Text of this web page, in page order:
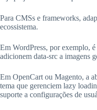
Para CMSs e frameworks,
ecossistema.
Em WordPress, por exemplo,
adicionem data-src a imagens
Em OpenCart ou Magento, a
tema que gerenciem lazy
suporte a configurações de